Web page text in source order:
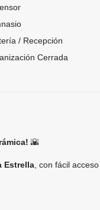
/ Recepción
Cerrada
🌇
Estrella , con fácil acceso